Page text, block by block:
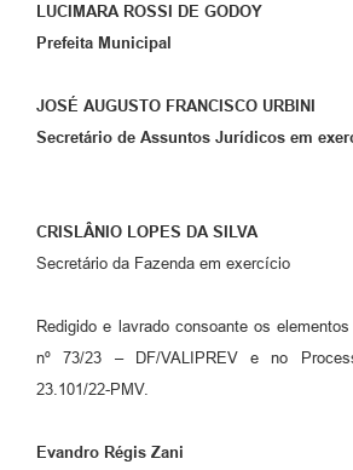
LUCIMARA ROSSI DE GODOY
Prefeita Municipal
JOSÉ AUGUSTO FRANCISCO URBINI
Secretário de Assuntos Jurídicos em
CRISLÂNIO LOPES DA SILVA
Secretário da Fazenda em exercício
Redigido e lavrado consoante os
nº 73/23 – DF/VALIPREV e no
23.101/22-PMV.
Evandro Régis Zani